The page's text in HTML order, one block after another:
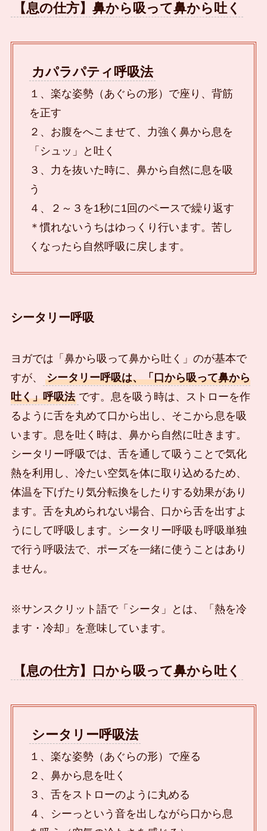
【息の仕方】鼻から吸って鼻から吐く
カパラパティ呼吸法
１、楽な姿勢（あぐらの形）で座り、背筋
を正す
２、お腹をへこませて、力強く鼻から息を
「シュッ」と吐く
３、力を抜いた時に、鼻から自然に息を吸
う
４、２～３を1秒に1回のペースで繰り返す
＊慣れないうちはゆっくり行います。苦し
くなったら自然呼吸に戻します。
シータリー呼吸
ヨガでは「鼻から吸って鼻から吐く」のが基本で
すが、
シータリー呼吸は、「口から吸って鼻から
吐く」呼吸法 です。息を吸う時は、ストローを作
るように舌を丸めて口から出し、そこから息を吸
います。息を吐く時は、鼻から自然に吐きます。
シータリー呼吸では、舌を通して吸うことで気化
熱を利用し、冷たい空気を体に取り込めるため、
体温を下げたり気分転換をしたりする効果があり
ます。舌を丸められない場合、口から舌を出すよ
うにして呼吸します。シータリー呼吸も呼吸単独
で行う呼吸法で、ポーズを一緒に使うことはあり
ません。
※サンスクリット語で「シータ」とは、「熱を冷
ます・冷却」を意味しています。
【息の仕方】口から吸って鼻から吐く
シータリー呼吸法
１、楽な姿勢（あぐらの形）で座る
２、鼻から息を吐く
３、舌をストローのように丸める
４、シーっという音を出しながら口から息